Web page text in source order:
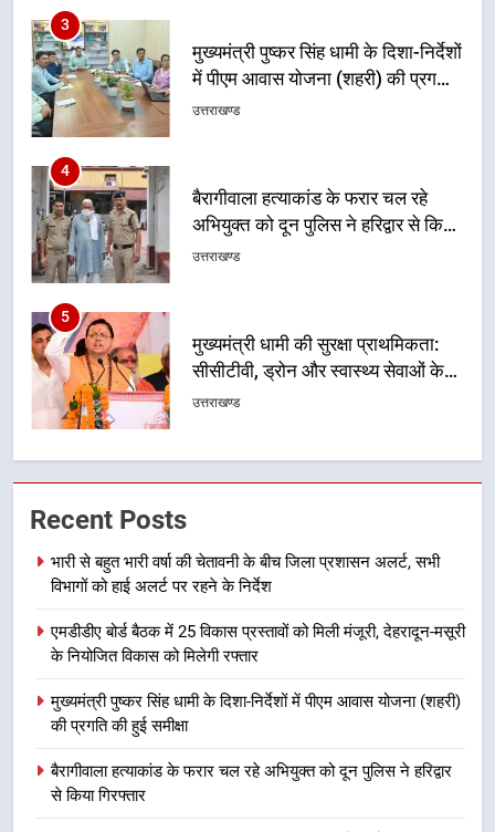
4
बैरागीवाला हत्याकांड के फरार चल रहे
अभियुक्त को दून पुलिस ने हरिद्वार से किया
5
मुख्यमंत्री धामी की सुरक्षा प्राथमिकता:
सीसीटीवी, ड्रोन और स्वास्थ्य सेवाओं के
6
एसआईआर प्रक्रिया की निगरानी के लिए
प्रदेश कांग्रेस मुख्यालय में कंट्रोल रूम
ब्लैक स्पॉट होंगे सुरक्षित, हर माह होगी
प्रगति समीक्षा
उत्तराखण्ड
8
शिष्टाचार भेंट पर्यटन और सांस्कृतिक
1
Recent Posts
भारी से बहुत भारी वर्षा की चेतावनी के बीच जिला प्रशासन अलर्ट, सभी
विभागों को हाई अलर्ट पर रहने के निर्देश
एमडीडीए बोर्ड बैठक में 25 विकास प्रस्तावों को मिली मंजूरी, देहरादून-मसूरी
के नियोजित विकास को मिलेगी रफ्तार
मुख्यमंत्री पुष्कर सिंह धामी के दिशा-निर्देशों में पीएम आवास योजना (शहरी)
की प्रगति की हुई समीक्षा
बैरागीवाला हत्याकांड के फरार चल रहे अभियुक्त को दून पुलिस ने हरिद्वार
से किया गिरफ्तार